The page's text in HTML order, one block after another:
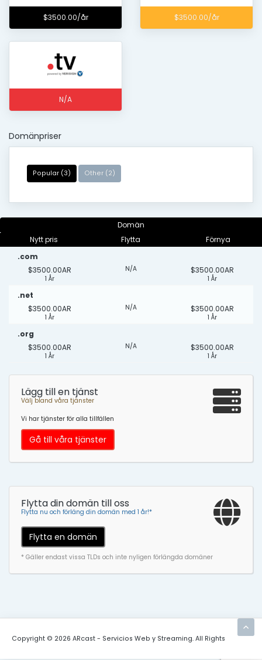
$3500.00/år $3500.00/år
N/A
Domänpriser
Popular (3) Other (2)
Domän
Nytt pris
Flytta
Förnya
.com
$3500.00AR
1 År
N/A $3500.00AR
1 År
.net
$3500.00AR
1 År
N/A $3500.00AR
1 År
.org
$3500.00AR
1 År
N/A $3500.00AR
1 År
Lägg till en tjänst
Välj bland våra tjänster
Vi har tjänster för alla tillfällen
Gå till våra tjänster
Flytta din domän till oss
Flytta nu och förläng din domän med 1 år!*
Flytta en domän
* Gäller endast vissa TLDs och inte nyligen förlängda domäner
Copyright © 2026 ARcast - Servicios Web y Streaming. All Rights